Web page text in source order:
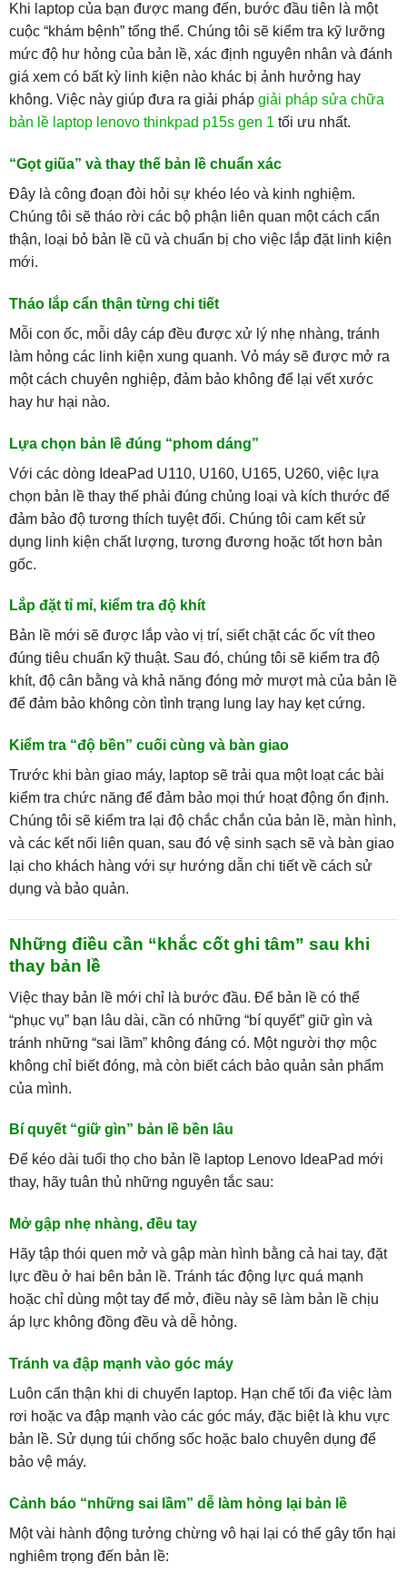
Khi laptop của bạn được mang đến, bước đầu tiên là một
cuộc “khám bệnh” tổng thể. Chúng tôi sẽ kiểm tra kỹ lưỡng
mức độ hư hỏng của bản lề, xác định nguyên nhân và đánh
giá xem có bất kỳ linh kiện nào khác bị ảnh hưởng hay
không. Việc này giúp đưa ra giải pháp giải pháp sửa chữa
bản lề laptop lenovo thinkpad p15s gen 1 tối ưu nhất.
“Gọt giũa” và thay thế bản lề chuẩn xác
Đây là công đoạn đòi hỏi sự khéo léo và kinh nghiệm.
Chúng tôi sẽ tháo rời các bộ phận liên quan một cách cẩn
thận, loại bỏ bản lề cũ và chuẩn bị cho việc lắp đặt linh kiện
mới.
Tháo lắp cẩn thận từng chi tiết
Mỗi con ốc, mỗi dây cáp đều được xử lý nhẹ nhàng, tránh
làm hỏng các linh kiện xung quanh. Vỏ máy sẽ được mở ra
một cách chuyên nghiệp, đảm bảo không để lại vết xước
hay hư hại nào.
Lựa chọn bản lề đúng “phom dáng”
Với các dòng IdeaPad U110, U160, U165, U260, việc lựa
chọn bản lề thay thế phải đúng chủng loại và kích thước để
đảm bảo độ tương thích tuyệt đối. Chúng tôi cam kết sử
dụng linh kiện chất lượng, tương đương hoặc tốt hơn bản
gốc.
Lắp đặt tỉ mỉ, kiểm tra độ khít
Bản lề mới sẽ được lắp vào vị trí, siết chặt các ốc vít theo
đúng tiêu chuẩn kỹ thuật. Sau đó, chúng tôi sẽ kiểm tra độ
khít, độ cân bằng và khả năng đóng mở mượt mà của bản lề
để đảm bảo không còn tình trạng lung lay hay kẹt cứng.
Kiểm tra “độ bền” cuối cùng và bàn giao
Trước khi bàn giao máy, laptop sẽ trải qua một loạt các bài
kiểm tra chức năng để đảm bảo mọi thứ hoạt động ổn định.
Chúng tôi sẽ kiểm tra lại độ chắc chắn của bản lề, màn hình,
và các kết nối liên quan, sau đó vệ sinh sạch sẽ và bàn giao
lại cho khách hàng với sự hướng dẫn chi tiết về cách sử
dụng và bảo quản.
Những điều cần “khắc cốt ghi tâm” sau khi
thay bản lề
Việc thay bản lề mới chỉ là bước đầu. Để bản lề có thể
“phục vụ” bạn lâu dài, cần có những “bí quyết” giữ gìn và
tránh những “sai lầm” không đáng có. Một người thợ mộc
không chỉ biết đóng, mà còn biết cách bảo quản sản phẩm
của mình.
Bí quyết “giữ gìn” bản lề bền lâu
Để kéo dài tuổi thọ cho bản lề laptop Lenovo IdeaPad mới
thay, hãy tuân thủ những nguyên tắc sau:
Mở gập nhẹ nhàng, đều tay
Hãy tập thói quen mở và gập màn hình bằng cả hai tay, đặt
lực đều ở hai bên bản lề. Tránh tác động lực quá mạnh
hoặc chỉ dùng một tay để mở, điều này sẽ làm bản lề chịu
áp lực không đồng đều và dễ hỏng.
Tránh va đập mạnh vào góc máy
Luôn cẩn thận khi di chuyển laptop. Hạn chế tối đa việc làm
rơi hoặc va đập mạnh vào các góc máy, đặc biệt là khu vực
bản lề. Sử dụng túi chống sốc hoặc balo chuyên dụng để
bảo vệ máy.
Cảnh báo “những sai lầm” dễ làm hỏng lại bản lề
Một vài hành động tưởng chừng vô hại lại có thể gây tổn hại
nghiêm trọng đến bản lề: